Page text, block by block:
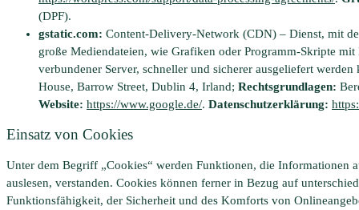
(DPF).
gstatic.com: Content-Delivery-Network (CDN) – Dienst, mit
große Mediendateien, wie Grafiken oder Programm-Skripte
verbundener Server, schneller und sicherer ausgeliefert
House, Barrow Street, Dublin 4, Irland; Rechtsgrundlagen:
Website: https://www.google.de/. Datenschutzerklärung:
Einsatz von Cookies
Unter dem Begriff „Cookies“ werden Funktionen, die Informationen
auslesen, verstanden. Cookies können ferner in Bezug auf
Funktionsfähigkeit, der Sicherheit und des Komforts von